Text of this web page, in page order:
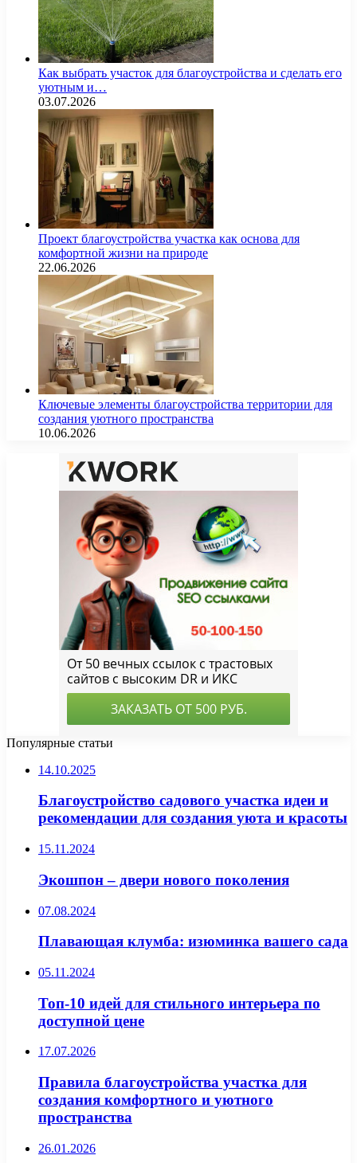
Как выбрать участок для благоустройства и сделать его
уютным и…
03.07.2026
Проект благоустройства участка как основа для
комфортной жизни на природе
22.06.2026
Ключевые элементы благоустройства территории для
создания уютного пространства
10.06.2026
Популярные статьи
14.10.2025
Благоустройство садового участка идеи и
рекомендации для создания уюта и красоты
15.11.2024
Экошпон – двери нового поколения
07.08.2024
Плавающая клумба: изюминка вашего сада
05.11.2024
Топ-10 идей для стильного интерьера по
доступной цене
17.07.2026
Правила благоустройства участка для
создания комфортного и уютного
пространства
26.01.2026